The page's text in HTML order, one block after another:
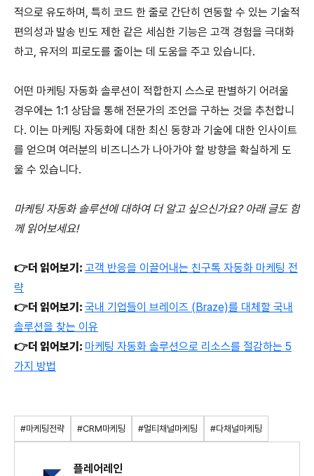
적으로 유도하며, 특히 코드 한 줄로 간단히 연동할 수 있는 기술적
편의성과 발송 빈도 제한 같은 세심한 기능은 고객 경험을 극대화
하고, 유저의 피로도를 줄이는 데 도움을 주고 있습니다.
어떤 마케팅 자동화 솔루션이 적합한지 스스로 판별하기 어려울
경우에는 1:1 상담을 통해 전문가의 조언을 구하는 것을 추천합니
다. 이는 마케팅 자동화에 대한 최신 동향과 기술에 대한 인사이트
를 얻으며 여러분의 비즈니스가 나아가야 할 방향을 확실하게 도
울 수 있습니다.
마케팅 자동화 솔루션에 대하여 더 알고 싶으신가요? 아래 글도 함
께 읽어보세요!
👉더 읽어보기: 고객 반응을 이끌어내는 친구톡 자동화 마케팅 전
략
👉더 읽어보기: 국내 기업들이 브레이즈 (Braze)를 대체할 국내
솔루션을 찾는 이유
👉더 읽어보기: 마케팅 자동화 솔루션으로 리소스를 절감하는 5
가지 방법
#마케팅전략 #CRM마케팅 #멀티채널마케팅 #다채널마케팅
플레어레인